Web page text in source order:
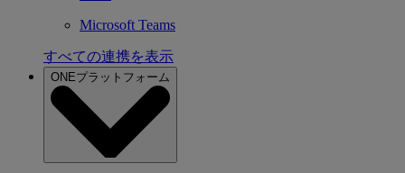
Microsoft Teams
すべての連携を表示
ONEプラットフォーム